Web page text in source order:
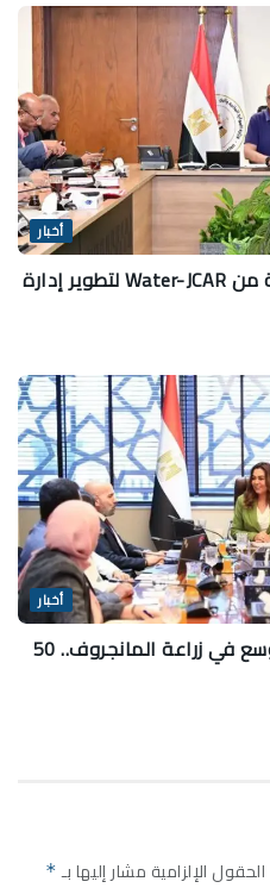
أخبار
وزير الري: إطلاق المرحلة الثانية من Water-JCAR لتطوير إدارة
أخبار
وزيرة التنمية المحلية تبحث التوسع في زراعة المانجروف.. 50
الحقول الإلزامية مشار إليها بـ *